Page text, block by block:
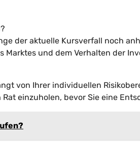
der aktuelle Kursverfall noch
und dem Verhalten der
von Ihrer individuellen
einzuholen, bevor Sie eine